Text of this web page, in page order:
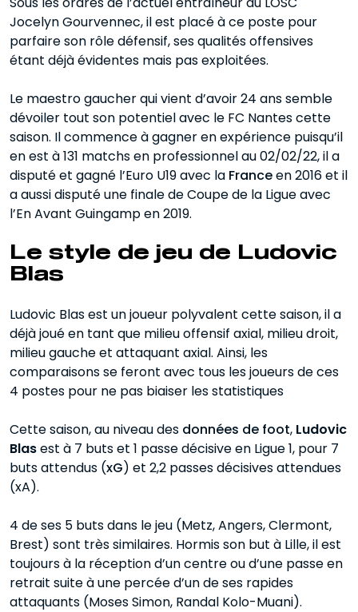
Jocelyn Gourvennec, il est placé à ce poste pour
parfaire son rôle défensif, ses qualités offensives
étant déjà évidentes mais pas exploitées.
Le maestro gaucher qui vient d’avoir 24 ans semble
dévoiler tout son potentiel avec le FC Nantes cette
saison. Il commence à gagner en expérience puisqu’il
en est à 131 matchs en professionnel au 02/02/22, il a
disputé et gagné l’Euro U19 avec la Franceen 2016 et il
a aussi disputé une finale de Coupe de la Ligue avec
l’En Avant Guingamp en 2019.
Le style de jeu de Ludovic
Blas
Ludovic Blas est un joueur polyvalent cette saison, il a
déjà joué en tant que milieu offensif axial, milieu droit,
milieu gauche et attaquant axial. Ainsi, les
comparaisons se feront avec tous les joueurs de ces
4 postes pour ne pas biaiser les statistiques
Cette saison, au niveau des données de foot, Ludovic
Blasest à 7 buts et 1 passe décisive en Ligue 1, pour 7
buts attendus (xG) et 2,2 passes décisives attendues
(xA).
4 de ses 5 buts dans le jeu (Metz, Angers, Clermont,
Brest) sont très similaires. Hormis son but à Lille, il est
toujours à la réception d’un centre ou d’une passe en
retrait suite à une percée d’un de ses rapides
attaquants (Moses Simon, Randal Kolo-Muani).